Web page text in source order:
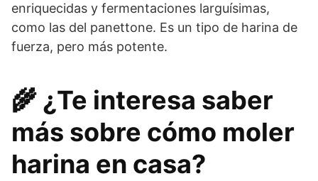
enriquecidas y fermentaciones larguísimas,
como las del panettone. Es un tipo de harina de
fuerza, pero más potente.
🌾 ¿Te interesa saber
más sobre cómo moler
harina en casa?